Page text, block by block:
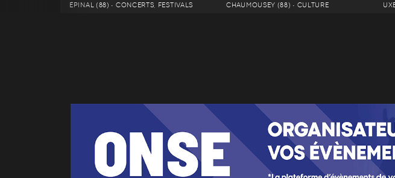
ÉPINAL (88) • CONCERTS, FESTIVALS CHAUMOUSEY (88) • CULTURE